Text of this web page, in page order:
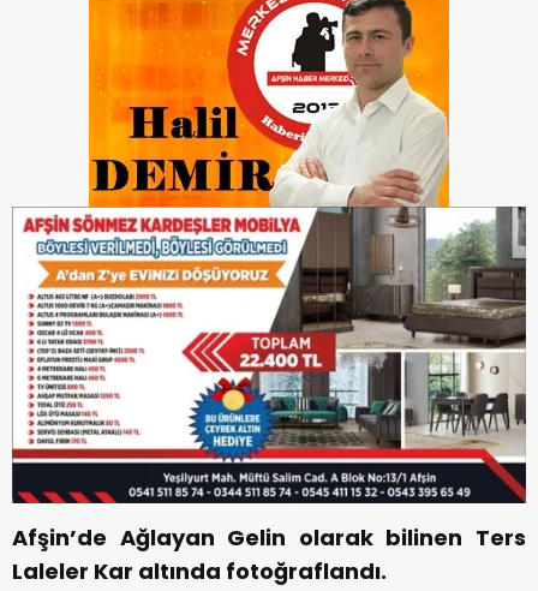
Afşin’de Ağlayan Gelin olarak bilinen Ters
Laleler Kar altında fotoğraflandı.